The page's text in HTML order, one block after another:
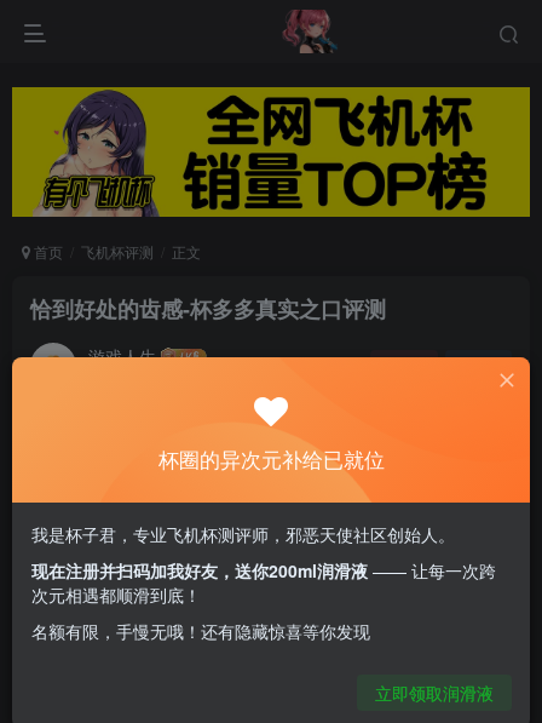
首页 飞机杯评测 正文
恰到好处的齿感-杯多多真实之口评测
游戏人生
作为相对不多见的口杯，目前市面上较为混乱。一
方面，大品牌的口杯价格偏高。另一方面，价格较
低的口杯往往是一些小工厂制品。而杯多多真实之
口，有着自己核心的卖点，即优质口杯 + 性价
杯圈的异次元补给已就位
我是杯子君，专业飞机杯测评师，邪恶天使社区创始人。
现在注册并扫码加我好友，送你200ml润滑液 —— 让每一次跨
次元相遇都顺滑到底！
名额有限，手慢无哦！还有隐藏惊喜等你发现
立即领取润滑液